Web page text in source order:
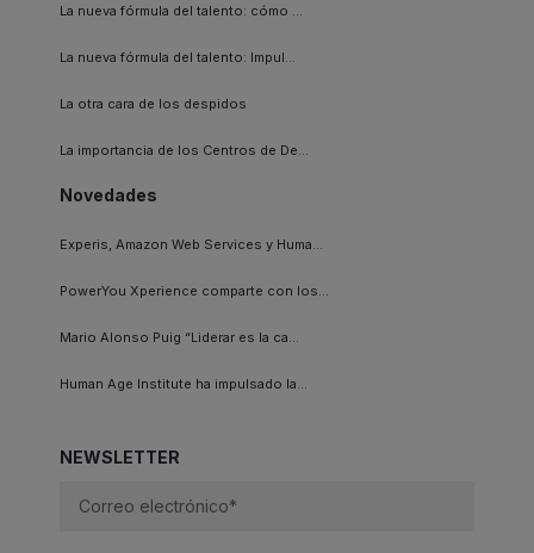
La nueva fórmula del talento: cómo ...
La nueva fórmula del talento: Impul...
La otra cara de los despidos
La importancia de los Centros de De...
Novedades
Experis, Amazon Web Services y Huma...
PowerYou Xperience comparte con los...
Mario Alonso Puig “Liderar es la ca...
Human Age Institute ha impulsado la...
NEWSLETTER